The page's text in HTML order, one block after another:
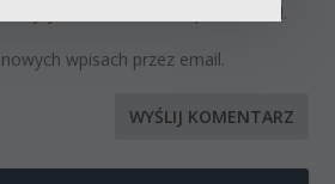
komentarzach przez email.
wpisach przez email.